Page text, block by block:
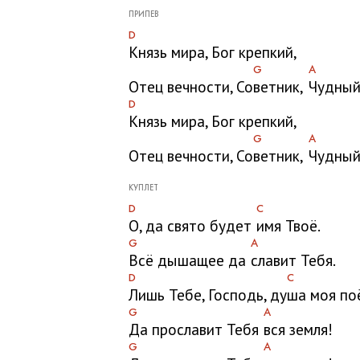
ПРИПЕВ
D
Князь мира, Бог крепкий,
G A
Отец вечности, Советник,
D
Князь мира, Бог крепкий,
G A
Отец вечности, Советник,
КУПЛЕТ
D C
О, да свято будет имя Твоё.
G A
Всё дышащее да славит Тебя.
D C
Лишь Тебе, Господь, душа моя
G A
Да прославит Тебя вся земля!
G A